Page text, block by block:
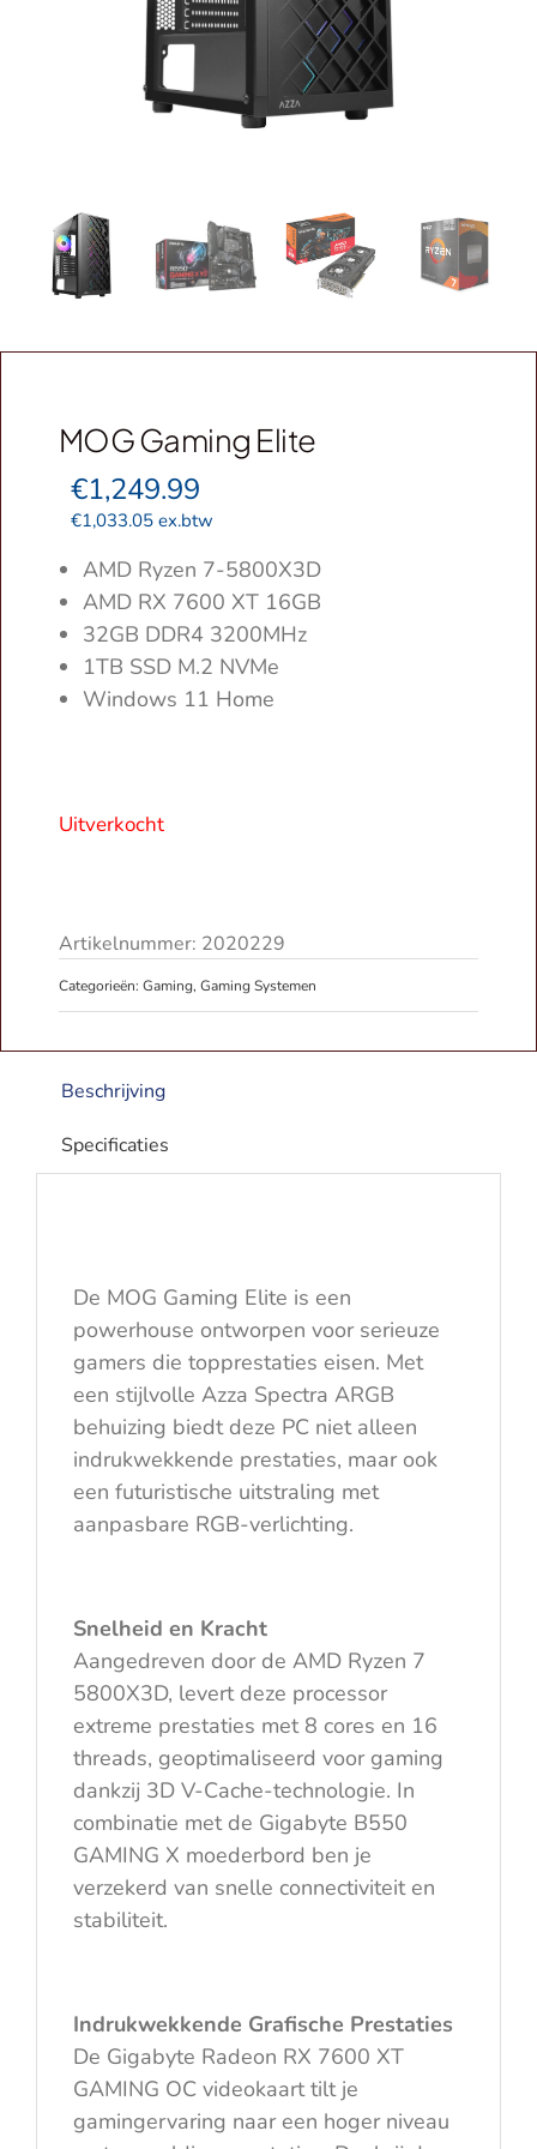
MOG Gaming Elite
€1,249.99
€1,033.05ex.btw
AMD Ryzen 7-5800X3D
AMD RX 7600 XT 16GB
32GB DDR4 3200MHz
1TB SSD M.2 NVMe
Windows 11 Home
Uitverkocht
Artikelnummer: 2020229
Categorieën: Gaming, Gaming Systemen
Beschrijving
Specificaties
De MOG Gaming Elite is een
powerhouse ontworpen voor serieuze
gamers die topprestaties eisen. Met
een stijlvolle Azza Spectra ARGB
behuizing biedt deze PC niet alleen
indrukwekkende prestaties, maar ook
een futuristische uitstraling met
aanpasbare RGB-verlichting.
Snelheid en Kracht
Aangedreven door de AMD Ryzen 7
5800X3D, levert deze processor
extreme prestaties met 8 cores en 16
threads, geoptimaliseerd voor gaming
dankzij 3D V-Cache-technologie. In
combinatie met de Gigabyte B550
GAMING X moederbord ben je
verzekerd van snelle connectiviteit en
stabiliteit.
Indrukwekkende Grafische Prestaties
De Gigabyte Radeon RX 7600 XT
GAMING OC videokaart tilt je
gamingervaring naar een hoger niveau